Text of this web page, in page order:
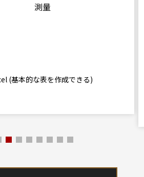
測量
(基本的な表を作成できる)